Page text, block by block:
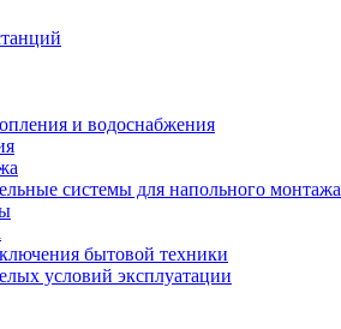
и водоснабжения
системы для напольного монтажа
бытовой техники
условий эксплуатации